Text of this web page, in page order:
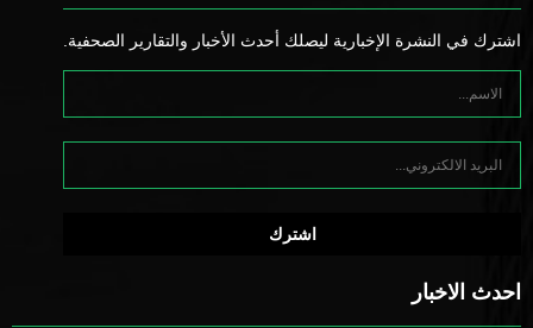
اشترك في النشرة الإخبارية ليصلك أحدث الأخبار والتقارير الصحفية.
احدث الاخبار